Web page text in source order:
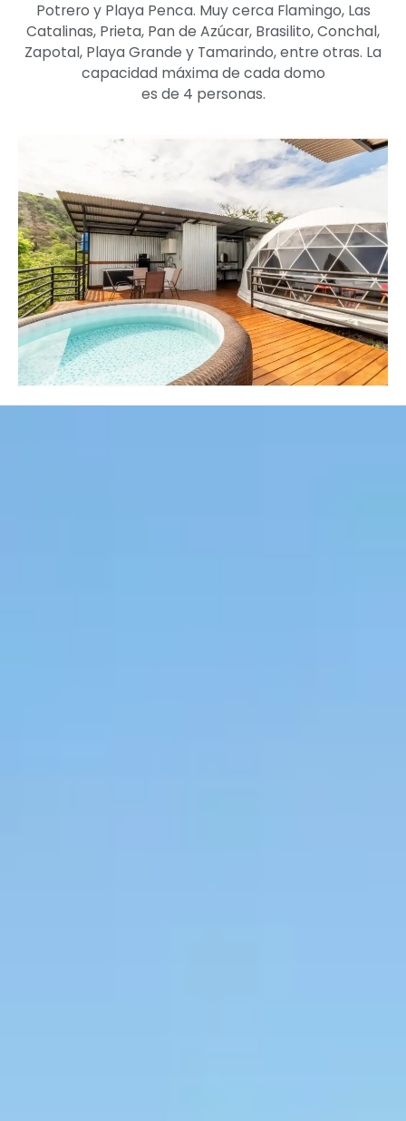
Potrero y Playa Penca. Muy cerca Flamingo, Las
Catalinas, Prieta, Pan de Azúcar, Brasilito, Conchal,
Zapotal, Playa Grande y Tamarindo, entre otras. La
capacidad máxima de cada domo
es de 4 personas.